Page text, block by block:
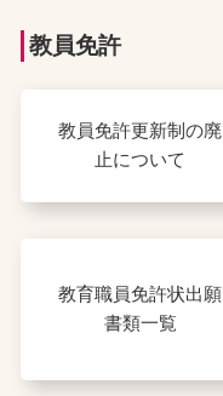
教員免許
教員免許更新制の廃
止について
教育職員免許状出願
書類一覧